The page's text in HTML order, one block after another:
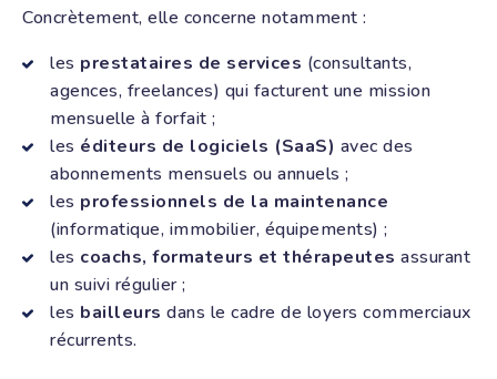
Concrètement, elle concerne notamment :
les prestataires de services (consultants,
agences, freelances) qui facturent une mission
mensuelle à forfait ;
les éditeurs de logiciels (SaaS) avec des
abonnements mensuels ou annuels ;
les professionnels de la maintenance
(informatique, immobilier, équipements) ;
les coachs, formateurs et thérapeutes assurant
un suivi régulier ;
les bailleurs dans le cadre de loyers commerciaux
récurrents.